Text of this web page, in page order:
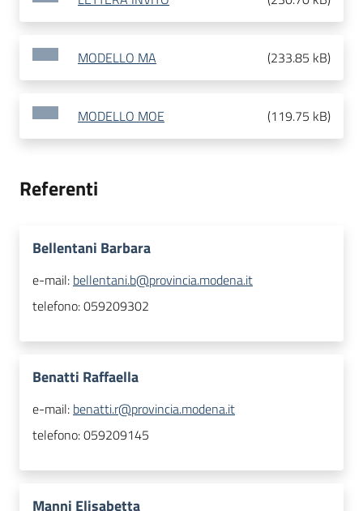
MODELLO MA (233.85 kB)
MODELLO MOE (119.75 kB)
Referenti
Bellentani Barbara
e-mail: bellentani.b@provincia.modena.it
telefono:059209302
Benatti Raffaella
e-mail: benatti.r@provincia.modena.it
telefono:059209145
Manni Elisabetta